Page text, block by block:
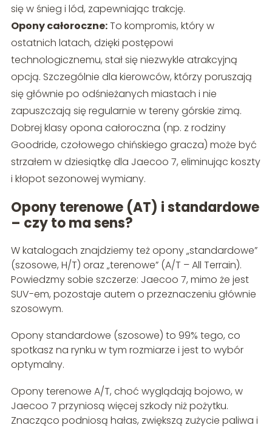
się w śnieg i lód, zapewniając trakcję.
Opony całoroczne:To kompromis, który w
ostatnich latach, dzięki postępowi
technologicznemu, stał się niezwykle atrakcyjną
opcją. Szczególnie dla kierowców, którzy poruszają
się głównie po odśnieżanych miastach i nie
zapuszczają się regularnie w tereny górskie zimą.
Dobrej klasy opona całoroczna (np. z rodziny
Goodride, czołowego chińskiego gracza) może być
strzałem w dziesiątkę dla Jaecoo 7, eliminując koszty
i kłopot sezonowej wymiany.
Opony terenowe (AT) i standardowe
– czy to ma sens?
W katalogach znajdziemy też opony „standardowe”
(szosowe, H/T) oraz „terenowe” (A/T – All Terrain).
Powiedzmy sobie szczerze: Jaecoo 7, mimo że jest
SUV-em, pozostaje autem o przeznaczeniu głównie
szosowym.
Opony standardowe (szosowe) to 99% tego, co
spotkasz na rynku w tym rozmiarze i jest to wybór
optymalny.
Opony terenowe A/T, choć wyglądają bojowo, w
Jaecoo 7 przyniosą więcej szkody niż pożytku.
Znacząco podniosą hałas, zwiększą zużycie paliwa i